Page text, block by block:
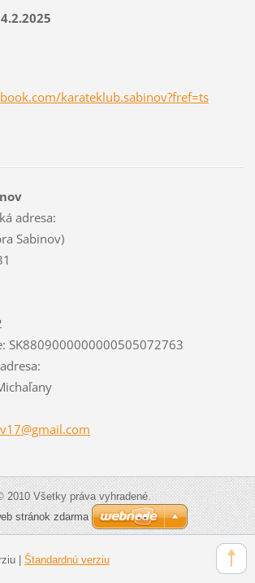
karateklub.sabinov?fref=ts
adresa:
Sabinov)
SK8809000000000505072763
v17@gmail.com
2010 Všetky práva vyhradené.
stránok zdarma
| Štandardnú verziu